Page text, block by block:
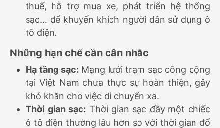
thuế, hỗ trợ mua xe, phát triển hệ thống
sạc… để khuyến khích người dân sử dụng ô
tô điện.
Những hạn chế cần cân nhắc
Hạ tầng sạc:Mạng lưới trạm sạc công cộng
tại Việt Nam chưa thực sự hoàn thiện, gây
khó khăn cho việc di chuyển xa.
Thời gian sạc: Thời gian sạc đầy một chiếc
ô tô điện thường lâu hơn so với thời gian đổ